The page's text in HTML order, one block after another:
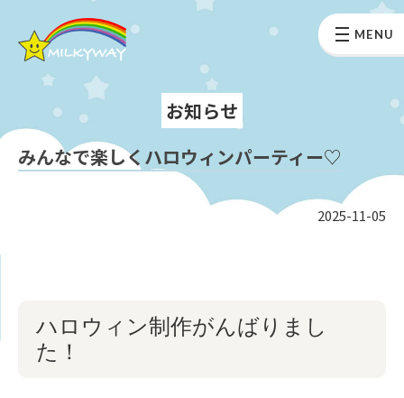
MENU
お知らせ
みんなで楽しくハロウィンパーティー♡
2025-11-05
ハロウィン制作がんばりまし
た！